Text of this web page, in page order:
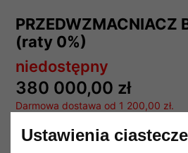
PRZEDWZMACNIACZ
(raty 0%)
niedostępny
380 000,00 zł
Darmowa dostawa od 1 200,00 zł.
Boulder
Ustawienia